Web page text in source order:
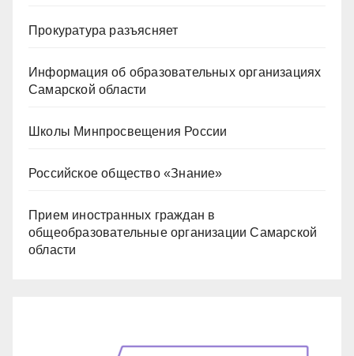
Прокуратура разъясняет
Информация об образовательных организациях
Самарской области
Школы Минпросвещения России
Российское общество «Знание»
Прием иностранных граждан в
общеобразовательные организации Самарской
области